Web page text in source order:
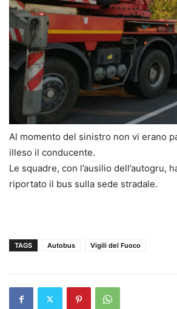
Al momento del sinistro non vi erano
illeso il conducente.
Le squadre, con l’ausilio dell’autogru,
riportato il bus sulla sede stradale.
TAGS Autobus Vigili del Fuoco